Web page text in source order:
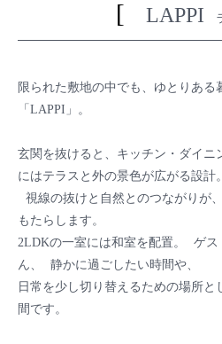
LAPPI
限られた敷地の中でも、ゆとりあ
「LAPPI」。
玄関を抜けると、キッチン・ダイ
にはテラスと外の景色が広がる設計。
視線の抜けと自然とのつながりが
もたらします。
2LDKの一室には和室を配置。 ゲス
ん、 静かに過ごしたい時間や、
日常を少し切り替えるための場所
間です。